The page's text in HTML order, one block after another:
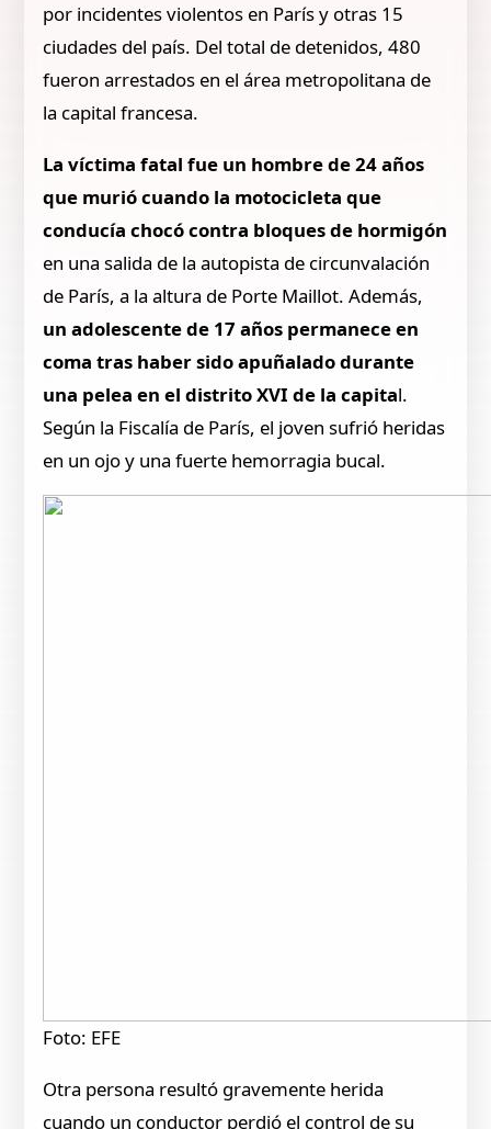
por incidentes violentos en París y otras 15
ciudades del país. Del total de detenidos, 480
fueron arrestados en el área metropolitana de
la capital francesa.
La víctima fatal fue un hombre de 24 años
que murió cuando la motocicleta que
conducía chocó contra bloques de hormigón
en una salida de la autopista de circunvalación
de París, a la altura de Porte Maillot. Además,
un adolescente de 17 años permanece en
coma tras haber sido apuñalado durante
una pelea en el distrito XVI de la capital.
Según la Fiscalía de París, el joven sufrió heridas
en un ojo y una fuerte hemorragia bucal.
Foto: EFE
Otra persona resultó gravemente herida
cuando un conductor perdió el control de su